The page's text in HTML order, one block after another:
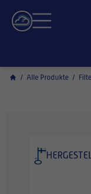
/ Alle Produkte /